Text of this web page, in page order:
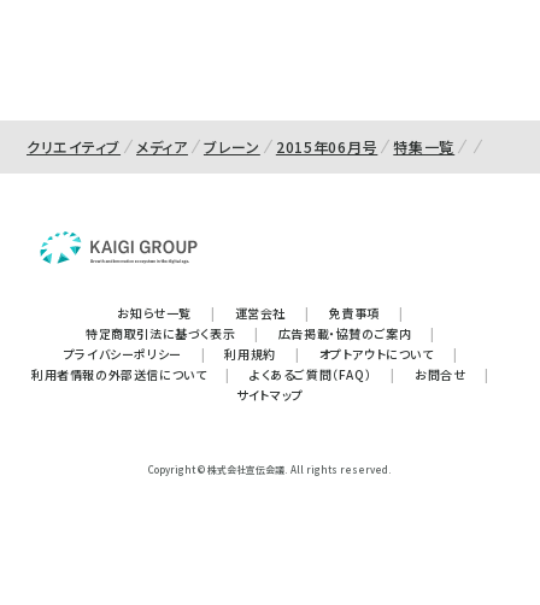
クリエイティブ メディア ブレーン 2015年06月号 特集一覧
お知らせ一覧 | 運営会社 | 免責事項
|
特定商取引法に基づく表示
| 広告掲載・協賛のご案内
|
プライバシーポリシー
| 利用規約 | オプトアウトについて
|
利用者情報の外部送信について
| よくあるご質問（FAQ） | お問合せ
|
サイトマップ
Copyright © 株式会社宣伝会議. All rights reserved.